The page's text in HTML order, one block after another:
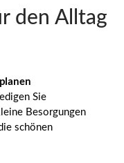
den Alltag
Sie
Besorgungen
schönen